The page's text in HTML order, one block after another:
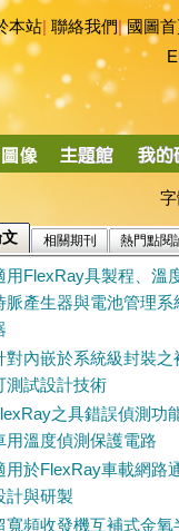
本站 聯絡我們|國圖
字
相關期刊 熱門點閱
用FlexRay具製程、溫
脈產生器與電池管理
對內嵌於系統級封裝之
測試設計技術
之具錯誤偵測功
用溫度偵測保護電路
用於FlexRay車載網路
計與研製
寬頻收發機互補式金